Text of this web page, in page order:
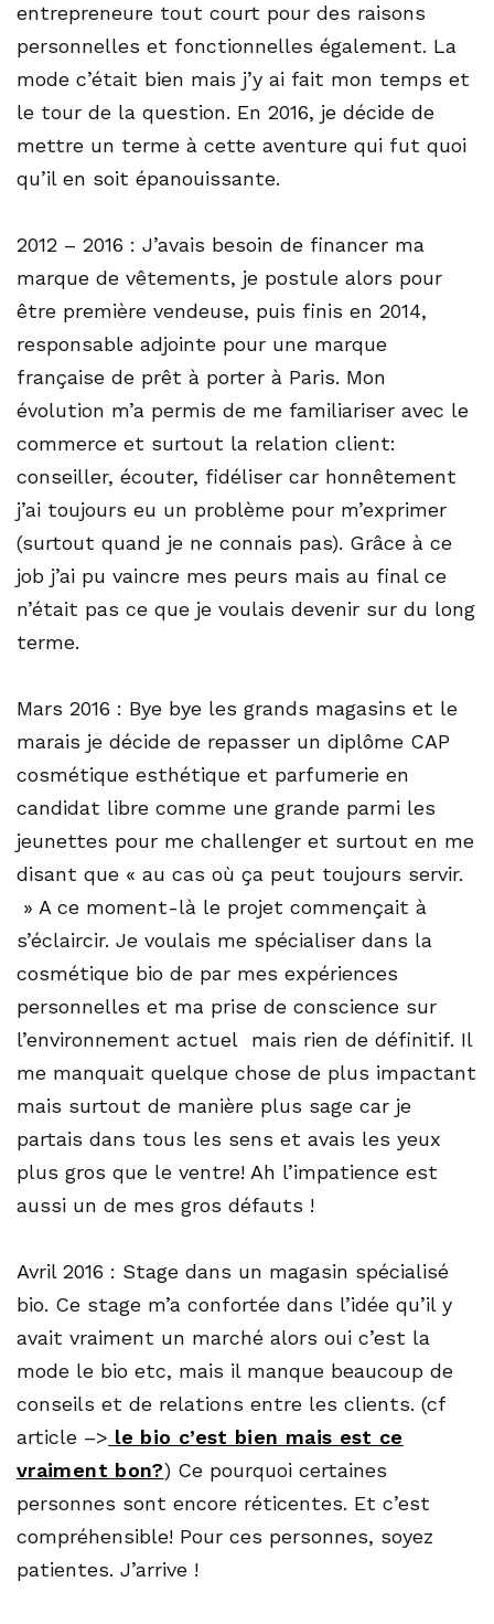
entrepreneure tout court pour des raisons
personnelles et fonctionnelles également. La
mode c’était bien mais j’y ai fait mon temps et
le tour de la question. En 2016, je décide de
mettre un terme à cette aventure qui fut quoi
qu’il en soit épanouissante.
2012 – 2016 : J’avais besoin de financer ma
marque de vêtements, je postule alors pour
être première vendeuse, puis finis en 2014,
responsable adjointe pour une marque
française de prêt à porter à Paris. Mon
évolution m’a permis de me familiariser avec le
commerce et surtout la relation client:
conseiller, écouter, fidéliser car honnêtement
j’ai toujours eu un problème pour m’exprimer
(surtout quand je ne connais pas). Grâce à ce
job j’ai pu vaincre mes peurs mais au final ce
n’était pas ce que je voulais devenir sur du long
terme.
Mars 2016 : Bye bye les grands magasins et le
marais je décide de repasser un diplôme CAP
cosmétique esthétique et parfumerie en
candidat libre comme une grande parmi les
jeunettes pour me challenger et surtout en me
disant que « au cas où ça peut toujours servir.
» A ce moment-là le projet commençait à
s’éclaircir. Je voulais me spécialiser dans la
cosmétique bio de par mes expériences
personnelles et ma prise de conscience sur
l’environnement actuel mais rien de définitif. Il
me manquait quelque chose de plus impactant
mais surtout de manière plus sage car je
partais dans tous les sens et avais les yeux
plus gros que le ventre! Ah l’impatience est
aussi un de mes gros défauts !
Avril 2016 : Stage dans un magasin spécialisé
bio. Ce stage m’a confortée dans l’idée qu’il y
avait vraiment un marché alors oui c’est la
mode le bio etc, mais il manque beaucoup de
conseils et de relations entre les clients. (cf
article –> le bio c’est bien mais est ce
vraiment bon?) Ce pourquoi certaines
personnes sont encore réticentes. Et c’est
compréhensible! Pour ces personnes, soyez
patientes. J’arrive !